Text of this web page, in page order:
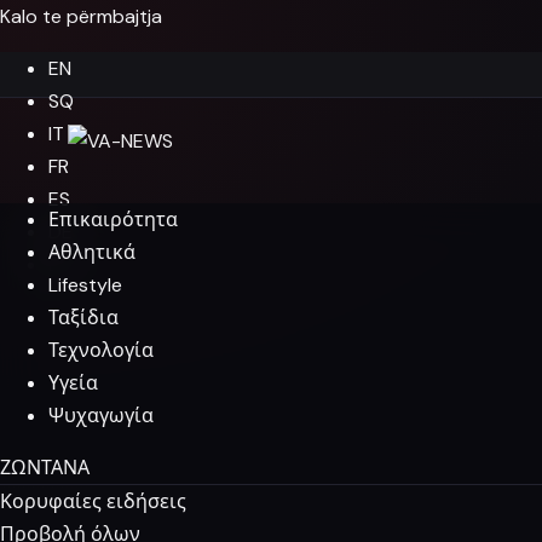
Kalo te përmbajtja
EN
SQ
IT
FR
ES
DE
EL
Επικαιρότητα
Αθλητικά
Lifestyle
Ταξίδια
Τεχνολογία
Υγεία
Ψυχαγωγία
ΖΩΝΤΑΝΑ
Κορυφαίες ειδήσεις
Προβολή όλων